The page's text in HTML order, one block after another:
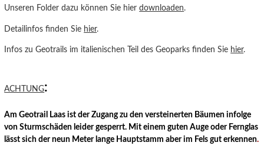
Unseren Folder dazu können Sie hierdownloaden.
Detailinfos finden Sie hier.
Infos zu Geotrails im italienischen Teil des Geoparks finden Sie hier.
ACHTUNG:
Am Geotrail Laas ist der Zugang zu den versteinerten Bäumen infolge
von Sturmschäden leider gesperrt. Mit einem guten Auge oder Fernglas
lässt sich der neun Meter lange Hauptstamm aber im Fels gut erkennen.